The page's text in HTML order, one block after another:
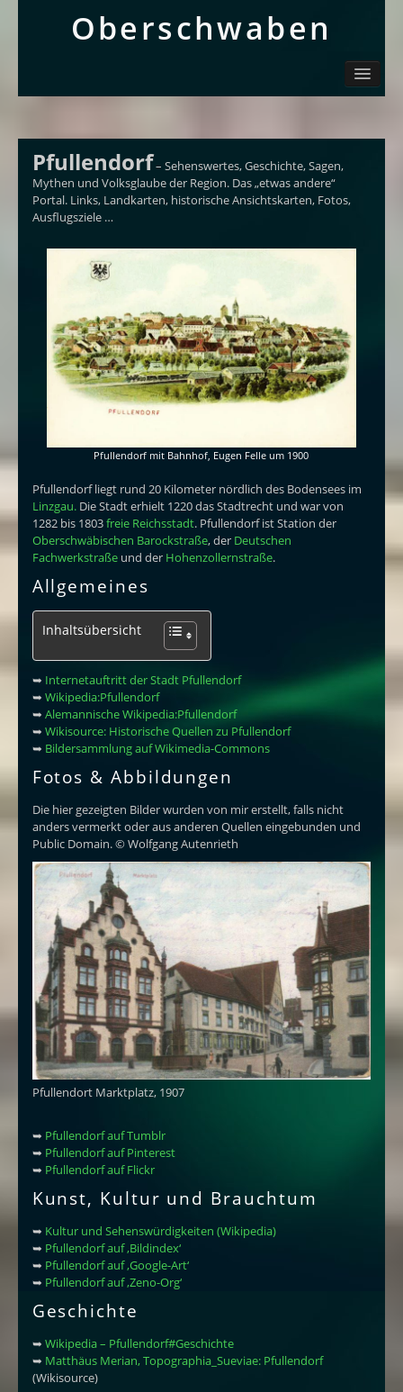
Ober­schwaben
Oberschwaben – Orte mit Geschichte(n)
Schwäbisch
Info
Pfullendorf– Sehenswertes, Geschichte, Sagen,
Mythen und Volksglaube der Region. Das „etwas andere“
Portal. Links, Landkarten, historische Ansichtskarten, Fotos,
Ausflugsziele …
Pfullendorf mit Bahnhof, Eugen Felle um 1900
Pfullendorf liegt rund 20 Kilometer nördlich des Bodensees im
Linzgau.Die Stadt erhielt 1220 das Stadtrecht und war von
1282 bis 1803freie Reichsstadt. Pfullendorf ist Station der
Oberschwäbischen Barockstraße, der Deutschen
Fachwerkstraßeund der Hohenzollernstraße.
Allgemeines
Inhaltsübersicht
➥ Internetauftritt der Stadt Pfullendorf
➥ Wikipedia:Pfullendorf
➥ Alemannische Wikipedia:Pfullendorf
➥ Wikisource: Historische Quellen zu Pfullendorf
➥ Bildersammlung auf Wikimedia-Commons
Fotos & Abbildungen
Die hier gezeigten Bilder wurden von mir erstellt, falls nicht
anders vermerkt oder aus anderen Quellen eingebunden und
Public Domain. © Wolfgang Autenrieth
Pfullendort Marktplatz, 1907
➥ Pfullendorf auf Tumblr
➥ Pfullendorf auf Pinterest
➥ Pfullendorf auf Flickr
Kunst, Kultur und Brauchtum
➥ Kultur und Sehenswürdigkeiten (Wikipedia)
➥ Pfullendorf auf ‚Bildindex‘
➥ Pfullendorf auf ‚Google-Art‘
➥ Pfullendorf auf ‚Zeno-Org‘
Geschichte
➥ Wikipedia – Pfullendorf#Geschichte
➥ Matthäus Merian, Topographia_Sueviae: Pfullendorf
(Wikisource)